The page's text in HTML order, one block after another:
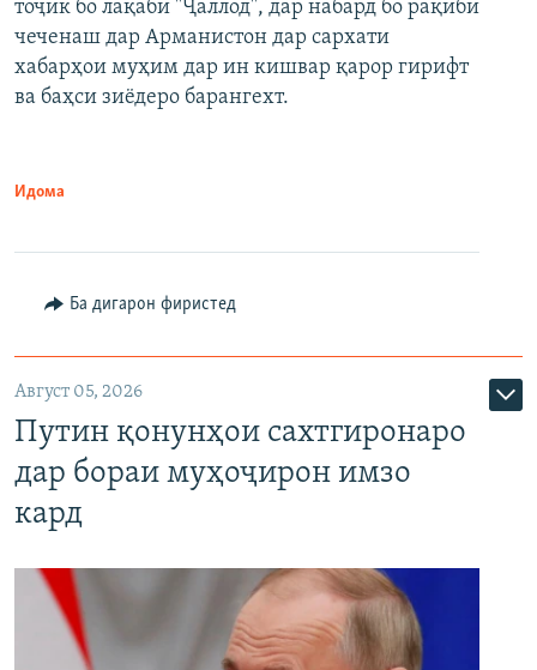
Auto 240p 360p 480p
720p 1080p
480p
тоҷик бо лақаби "Ҷаллод", дар набард бо рақиби
чеченаш дар Арманистон дар сархати
хабарҳои муҳим дар ин кишвар қарор гирифт
ва баҳси зиёдеро барангехт.
Идома
Ба дигарон фиристед
Август 05, 2026
Путин қонунҳои сахтгиронаро
дар бораи муҳоҷирон имзо
кард